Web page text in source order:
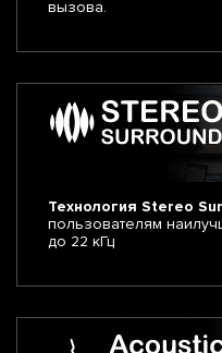
вызова.
Технология Stereo
пользователям
до 22 кГц